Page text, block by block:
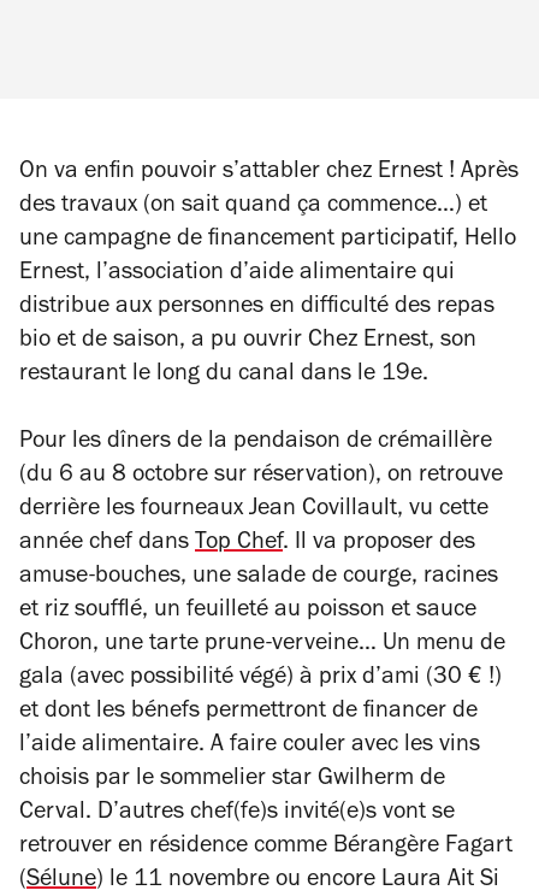
On va enfin pouvoir s’attabler chez Ernest ! Après
des travaux (on sait quand ça commence…) et
une campagne de financement participatif, Hello
Ernest, l’association d’aide alimentaire qui
distribue aux personnes en difficulté des repas
bio et de saison, a pu ouvrir Chez Ernest, son
restaurant le long du canal dans le 19e.
Pour les dîners de la pendaison de crémaillère
(du 6 au 8 octobre sur réservation), on retrouve
derrière les fourneaux Jean Covillault, vu cette
année chef dans Top Chef. Il va proposer des
amuse-bouches, une salade de courge, racines
et riz soufflé, un feuilleté au poisson et sauce
Choron, une tarte prune-verveine… Un menu de
gala (avec possibilité végé) à prix d’ami (30 € !)
et dont les bénefs permettront de financer de
l’aide alimentaire. A faire couler avec les vins
choisis par le sommelier star Gwilherm de
Cerval. D’autres chef(fe)s invité(e)s vont se
retrouver en résidence comme Bérangère Fagart
(Sélune) le 11 novembre ou encore Laura Ait Si